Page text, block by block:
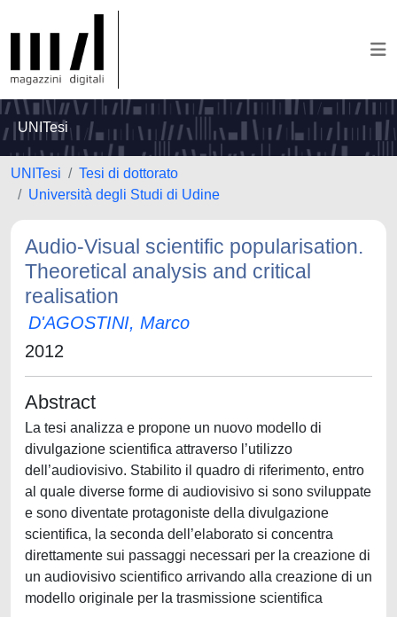
UNITesi
UNITesi
Tesi di dottorato
Università degli Studi di Udine
Audio-Visual scientific popularisation.
Theoretical analysis and critical
realisation
D'AGOSTINI, Marco
2012
Abstract
La tesi analizza e propone un nuovo modello di
divulgazione scientifica attraverso l’utilizzo
dell’audiovisivo. Stabilito il quadro di riferimento, entro
al quale diverse forme di audiovisivo si sono sviluppate
e sono diventate protagoniste della divulgazione
scientifica, la seconda dell’elaborato si concentra
direttamente sui passaggi necessari per la creazione di
un audiovisivo scientifico arrivando alla creazione di un
modello originale per la trasmissione scientifica